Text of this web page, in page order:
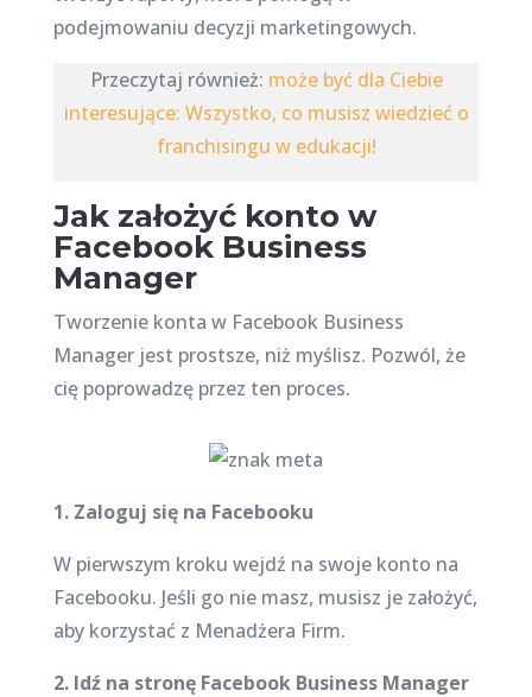
podejmowaniu decyzji marketingowych.
Przeczytaj również: może być dla Ciebie
interesujące: Wszystko, co musisz wiedzieć o
franchisingu w edukacji!
Jak założyć konto w
Facebook Business
Manager
Tworzenie konta w Facebook Business
Manager jest prostsze, niż myślisz. Pozwól, że
cię poprowadzę przez ten proces.
1. Zaloguj się na Facebooku
W pierwszym kroku wejdź na swoje konto na
Facebooku. Jeśli go nie masz, musisz je założyć,
aby korzystać z Menadżera Firm.
2. Idź na stronę Facebook Business Manager